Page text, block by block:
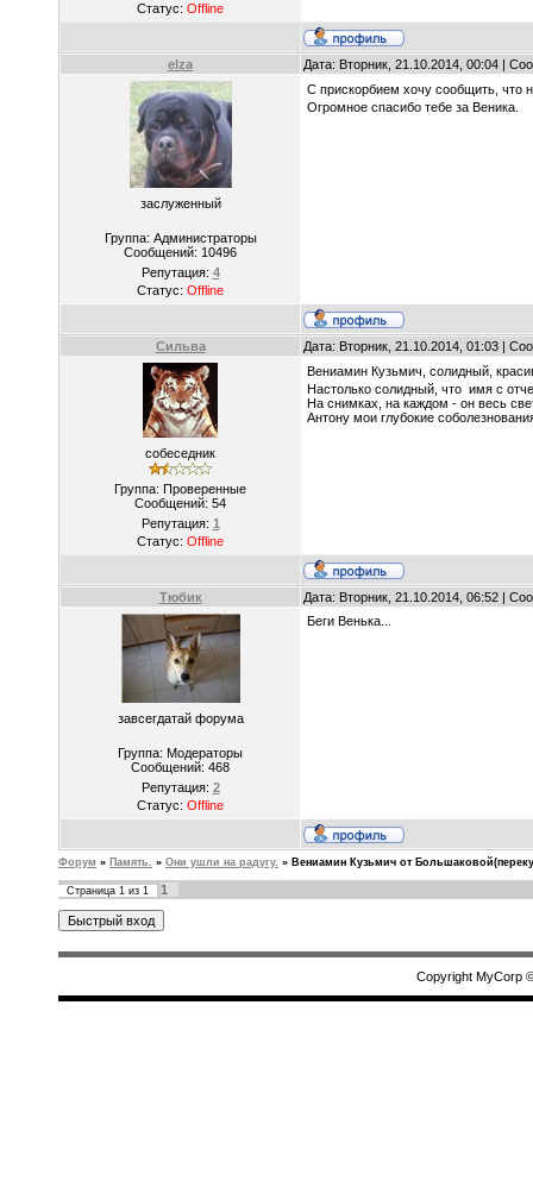
Статус: Offline
elza Дата: Вторник, 21.10.2014, 00:04 |
заслуженный
Группа: Администраторы
Сообщений: 10496
Репутация: 4
Статус: Offline
С прискорбием хочу сообщить, что
Огромное спасибо тебе за Веника.
Сильва Дата: Вторник, 21.10.2014, 01:03 |
собеседник
Группа: Проверенные
Сообщений: 54
Репутация: 1
Статус: Offline
Вениамин Кузьмич, солидный,
Настолько солидный, что имя с
На снимках, на каждом - он весь
Антону мои глубокие
Тюбик Дата: Вторник, 21.10.2014, 06:52 |
завсегдатай форума
Группа: Модераторы
Сообщений: 468
Репутация: 2
Статус: Offline
Беги Венька...
Форум » Память. » Они ушли на радугу. » Вениамин Кузьмич от
Страница 1 из 1 1
Copyright MyCorp